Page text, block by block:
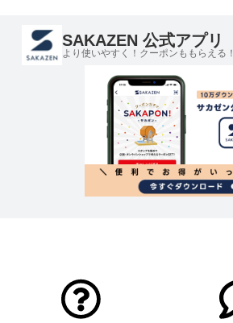
SAKAZEN 公式アプリ
より使いやすく！クーポンももらえる！